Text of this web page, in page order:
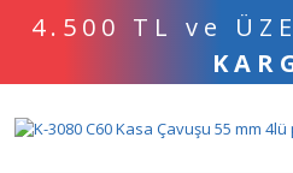
4.500 TL ve